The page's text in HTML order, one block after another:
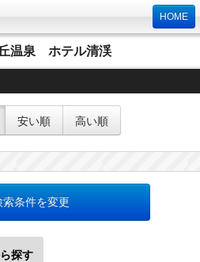
HOME
温泉 ホテル清渓
安い順 高い順
索条件を変更
探す